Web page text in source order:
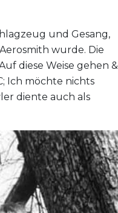
und Gesang,
wurde. Die
diese Weise gehen &
Ich möchte nichts
diente auch als